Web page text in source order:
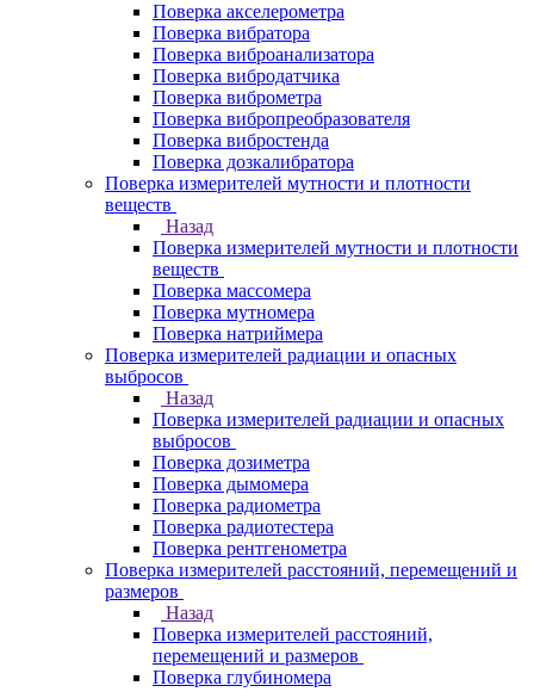
Поверка акселерометра
Поверка вибратора
Поверка виброанализатора
Поверка вибродатчика
Поверка виброметра
Поверка вибропреобразователя
Поверка вибростенда
Поверка дозкалибратора
Поверка измерителей мутности и плотности
веществ
Назад
Поверка измерителей мутности и плотности
веществ
Поверка массомера
Поверка мутномера
Поверка натриймера
Поверка измерителей радиации и опасных
выбросов
Назад
Поверка измерителей радиации и опасных
выбросов
Поверка дозиметра
Поверка дымомера
Поверка радиометра
Поверка радиотестера
Поверка рентгенометра
Поверка измерителей расстояний, перемещений и
размеров
Назад
Поверка измерителей расстояний,
перемещений и размеров
Поверка глубиномера